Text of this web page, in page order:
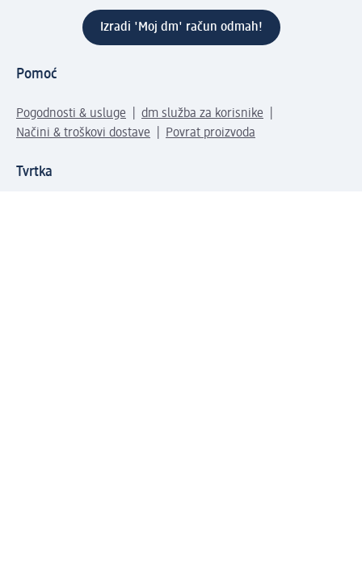
Izradi 'Moj dm' račun odmah!
Pomoć
Pogodnosti & usluge
dm služba za korisnike
Načini & troškovi dostave
Povrat proizvoda
Tvrtka